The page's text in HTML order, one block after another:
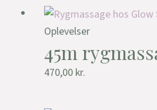
Oplevelser
45m
470,00 kr.